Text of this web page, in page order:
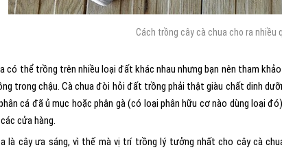
Cách trồng cây cà chua cho ra nhiều
có thể trồng trên nhiều loại đất khác nhau nhưng bạn nên tham
trong chậu. Cà chua đòi hỏi đất trồng phải thật giàu chất dinh
cá đã ủ mục hoặc phân gà (có loại phân hữu cơ nào dùng loại
cửa hàng.
là cây ưa sáng, vì thế mà vị trí trồng lý tưởng nhất cho cây cà